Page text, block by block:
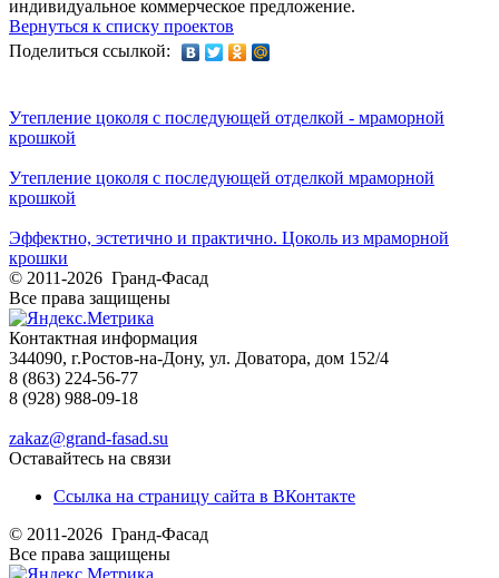
индивидуальное коммерческое предложение.
Вернуться к списку проектов
Поделиться ссылкой:
Утепление цоколя с последующей отделкой - мраморной
крошкой
Утепление цоколя с последующей отделкой мраморной
крошкой
Эффектно, эстетично и практично. Цоколь из мраморной
крошки
© 2011-2026 Гранд-Фасад
Все права защищены
Контактная информация
344090, г.Ростов-на-Дону, ул. Доватора, дом 152/4
8 (863) 224-56-77
8 (928) 988-09-18
zakaz@grand-fasad.su
Оставайтесь на связи
Ссылка на страницу сайта в ВКонтакте
© 2011-2026 Гранд-Фасад
Все права защищены